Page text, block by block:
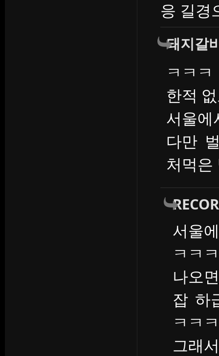
응 길경
돼지갈
ㅋㅋ
한적
서울에
다만
처먹은
서울
ㅋㅋ
나오
잡 하
ㅋㅋ
그래